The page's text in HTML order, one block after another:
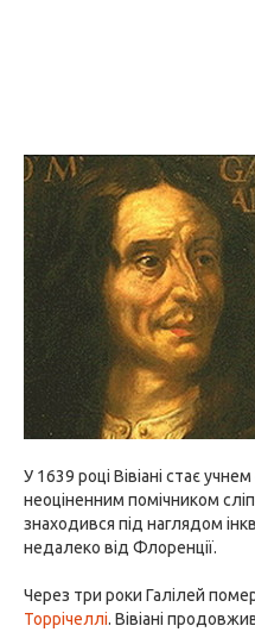
У 1639 році Вівіані стає
неоціненним помічником
знаходився під наглядом
недалеко від Флоренції.
Через три роки Галілей
Торрічеллі. Вівіані